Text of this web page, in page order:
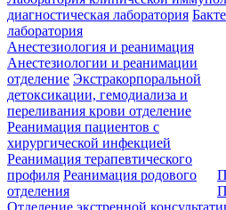
диагностическая лаборатория
лаборатория
Анестезиология и реанимация
Анестезиологии и реанимации
отделение Экстракорпоральной
детоксикации, гемодиализа и
переливания крови отделение
Реанимация пациентов с
хирургической инфекцией
Реанимация терапевтического
профиля Реанимация родового
отделения
Отделение экстренной